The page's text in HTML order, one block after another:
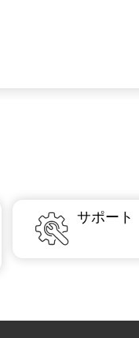
サポート